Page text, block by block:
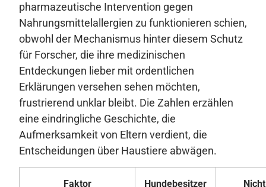
pharmazeutische Intervention gegen
Nahrungsmittelallergien zu funktionieren schien,
obwohl der Mechanismus hinter diesem Schutz
für Forscher, die ihre medizinischen
Entdeckungen lieber mit ordentlichen
Erklärungen versehen sehen möchten,
frustrierend unklar bleibt. Die Zahlen erzählen
eine eindringliche Geschichte, die
Aufmerksamkeit von Eltern verdient, die
Entscheidungen über Haustiere abwägen.
Faktor Hundebesitzer